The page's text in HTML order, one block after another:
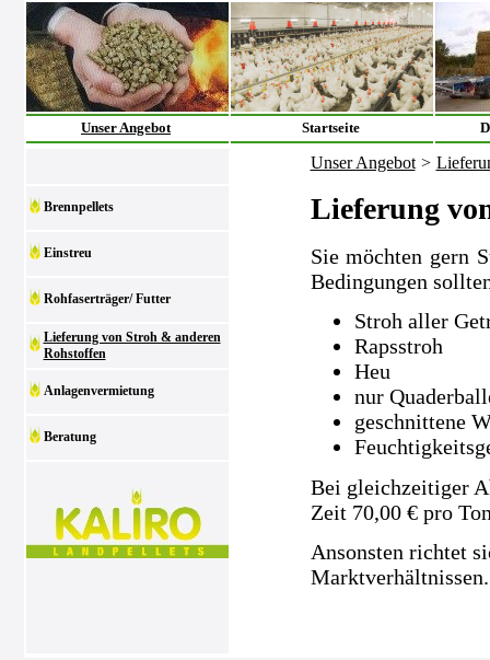
Unser Angebot Startseite
Brennpellets
Einstreu
Rohfaserträger/ Futter
Lieferung von Stroh & anderen
Rohstoffen
Anlagenvermietung
Beratung
Unser Angebot >
Lieferung
Sie möchten gern
Bedingungen
Stroh aller
Rapsstroh
Heu
nur
geschnittene
Bei gleichzeitiger
Zeit 70,00 € pro
Ansonsten richtet